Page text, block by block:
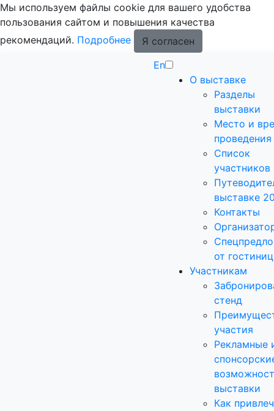
Мы используем файлы cookie для вашего удобства
пользования сайтом и повышения качества
рекомендаций. Подробнее
Я согласен
En
О выставке
Разделы
выставки
Место и
проведения
Список
выставке
Контакты
от гостиниц
Участникам
стенд
участия
Рекламные
выставки
Как